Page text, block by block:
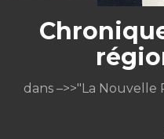
dans –>>"La